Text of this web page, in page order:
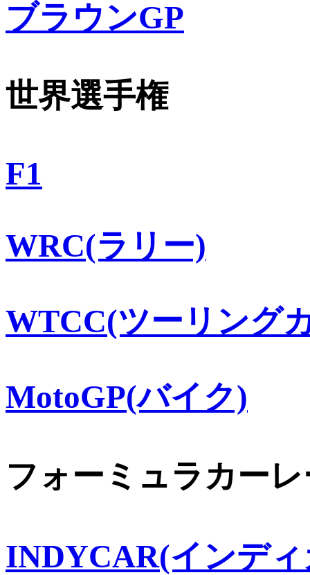
ブラウンGP
世界選手権
F1
WRC(ラリー)
WTCC(ツーリング
MotoGP(バイク)
フォーミュラカー
INDYCAR(インデ